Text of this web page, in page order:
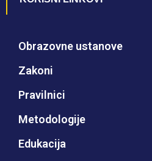
Obrazovne ustanove
Zakoni
Pravilnici
Metodologije
Edukacija